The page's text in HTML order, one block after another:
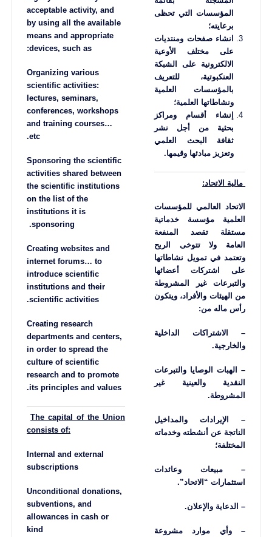
المؤسسات التي تحظى
برعايته؛
انشاء صفحات ومنتديات
على مختلف الأوعية
الالكترونية على الشبكة
العنكبوتية، للتعريف
بالمؤسسات العلمية
ونشاطاتها العلمية؛
إنشاء أقسام ومراكز
بحثية من أجل نشر
ثقافة البحث العلمي
وتعزيز مبادئها وقيمها.
مالية الاتحاد:
الاتحاد العالمي للمؤسسات
العلمية مؤسسة خدماتية
مستقلة تقصد المنفعة
العامة ولا تتوخى الربح
وتعتمد في تمويل نشاطاتها
على اشتركات أعضائها
والتبرعات غير المشروطة
من الهيئات والأفراد، ويتكون
رأس ماله من:
– الاشتراكات الداخلية
والخارجية.
– الهبات الوصايا والتبرعات
النقدية والعينية غير
المشروطة.
– الإيرادات والمداخيل
الناتجة عن أنشطته وخدماته
المختلفة؛
– مبيعات وعائدات
استثمارات “الاتحاد”.
– الدعاية والإعلان.
– وأي موارد مشروعة
acceptable activity, and
by using all the available
means and appropriate
devices, such as:
Organizing various
scientific activities:
lectures, seminars,
conferences, workshops
and training courses…
etc.
Sponsoring the scientific
activities shared between
the scientific institutions
on the list of the
institutions it is
sponsoring.
Creating websites and
internet forums… to
introduce scientific
institutions and their
scientific activities.
Creating research
departments and centers,
in order to spread the
culture of scientific
research and to promote
its principles and values.
The capital of the Union
consists of:
Internal and external
subscriptions
Unconditional donations,
subventions, and
allowances in cash or
kind